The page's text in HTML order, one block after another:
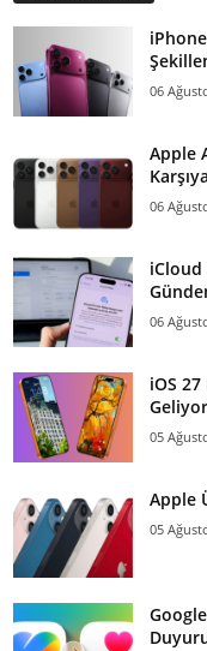
06
Apple
Karşıya
06
iCloud
06
iOS
Geliyor
05
Apple
05